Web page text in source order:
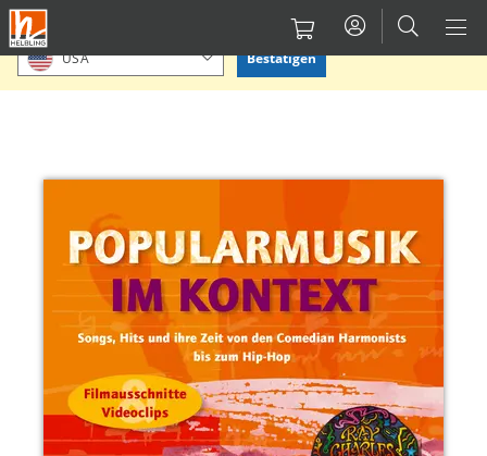
Direkt
zum
Inhalt
Bitte Standort bestätigen oder einen anderen auswählen.
USA Bestätigen